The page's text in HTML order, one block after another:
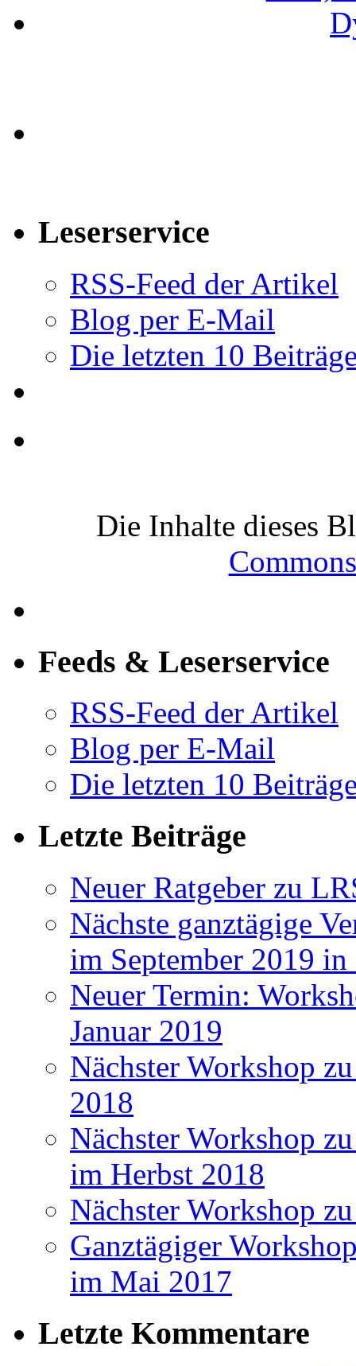
Leserservice
RSS-Feed der Artikel
Blog per E-Mail
Die letzten 10
Die Inhalte dieses
Feeds & Leserservice
RSS-Feed der Artikel
Blog per E-Mail
Die letzten 10
Letzte Beiträge
Neuer Ratgeber zu
Nächste ganztägige
im September 2019
Neuer Termin:
Januar 2019
Nächster Workshop
2018
Nächster Workshop
im Herbst 2018
Nächster Workshop
Ganztägiger
im Mai 2017
Letzte Kommentare